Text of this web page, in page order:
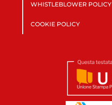
WHISTLEBLOWER POLICY
COOKIE POLICY